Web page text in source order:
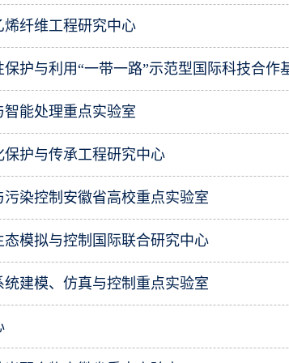
纤维工程研究中心
护与利用“一带一路”示范型国际科技合作
能处理重点实验室
护与传承工程研究中心
染控制安徽省高校重点实验室
模拟与控制国际联合研究中心
建模、仿真与控制重点实验室